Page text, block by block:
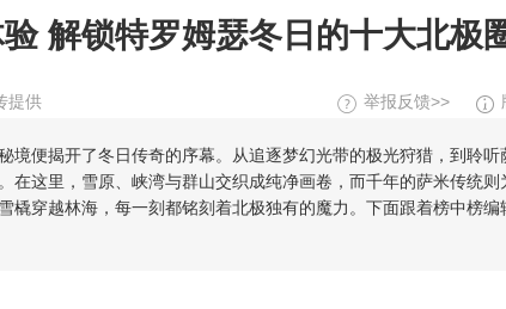
解锁特罗姆瑟冬日的十大北极
提供 举报反馈>>
境便揭开了冬日传奇的序幕。从追逐梦幻光带的极光狩猎，到聆听
在这里，雪原、峡湾与群山交织成纯净画卷，而千年的萨米传统则
橇穿越林海，每一刻都铭刻着北极独有的魔力。下面跟着榜中榜编